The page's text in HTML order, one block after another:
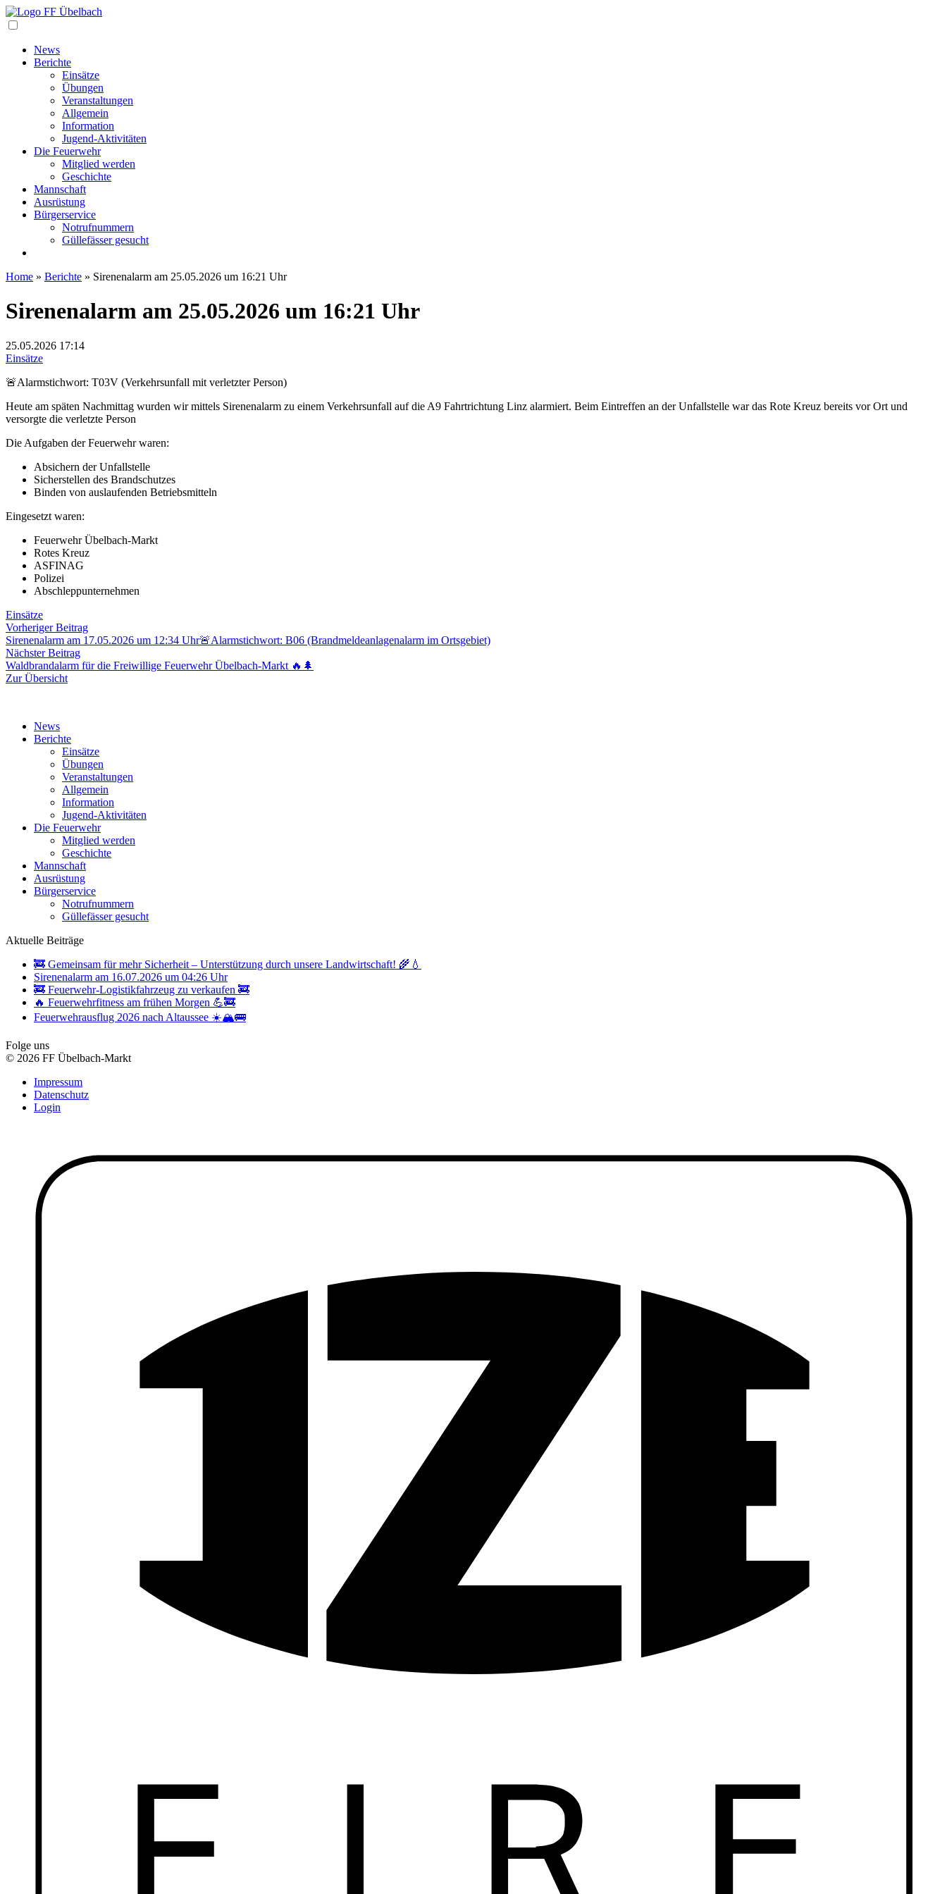
News
Berichte
Einsätze
Übungen
Veranstaltungen
Allgemein
Information
Jugend-Aktivitäten
Die Feuerwehr
Mitglied werden
Geschichte
Mannschaft
Ausrüstung
Bürgerservice
Notrufnummern
Güllefässer gesucht
Home » Berichte » Sirenenalarm am 25.05.2026 um 16:21 Uhr
Sirenenalarm am 25.05.2026 um 16:21 Uhr
25.05.2026 17:14
Einsätze
🚨Alarmstichwort: T03V (Verkehrsunfall mit verletzter Person)
Heute am späten Nachmittag wurden wir mittels Sirenenalarm zu einem Verkehrsunfall auf die A9 Fahrtrichtung Linz alarmiert. Beim Eintreffen an der Unfallstelle war das Rote Kreuz bereits vor Ort und
versorgte die verletzte Person
Die Aufgaben der Feuerwehr waren:
Absichern der Unfallstelle
Sicherstellen des Brandschutzes
Binden von auslaufenden Betriebsmitteln
Eingesetzt waren:
Feuerwehr Übelbach-Markt
Rotes Kreuz
ASFINAG
Polizei
Abschleppunternehmen
Einsätze
Beitragsnavigation
Vorheriger BeitragVorheriger
Beitrag:
Sirenenalarm am 17.05.2026 um 12:34 Uhr🚨Alarmstichwort: B06 (Brandmeldeanlagenalarm im Ortsgebiet)
Nächster BeitragNächster
Beitrag:
Waldbrandalarm für die Freiwillige Feuerwehr Übelbach-Markt 🔥🌲
Zur Übersicht
News
Berichte
Einsätze
Übungen
Veranstaltungen
Allgemein
Information
Jugend-Aktivitäten
Die Feuerwehr
Mitglied werden
Geschichte
Mannschaft
Ausrüstung
Bürgerservice
Notrufnummern
Güllefässer gesucht
Aktuelle Beiträge
🚒 Gemeinsam für mehr Sicherheit – Unterstützung durch unsere Landwirtschaft! 🌾💧
Sirenenalarm am 16.07.2026 um 04:26 Uhr
🚒 Feuerwehr-Logistikfahrzeug zu verkaufen 🚒
🔥 Feuerwehrfitness am frühen Morgen 💪🚒
Feuerwehrausflug 2026 nach Altaussee ☀️🏔️🚌
Folge uns
© 2026 FF Übelbach-Markt
Impressum
Datenschutz
Login